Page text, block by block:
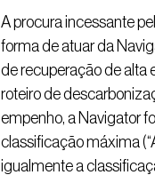
A procura incessante
forma de atuar da
de recuperação de alta
roteiro de
empenho, a Navigator
classificação máxima
igualmente a